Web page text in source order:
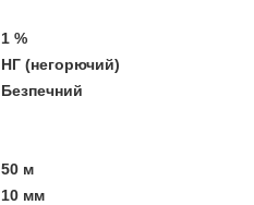
1 %
НГ (негорючий)
Безпечний
50 м
10 мм